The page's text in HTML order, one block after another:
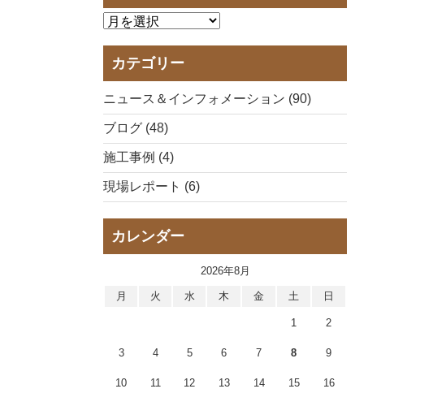
カテゴリー
ニュース＆インフォメーション (90)
ブログ (48)
施工事例 (4)
現場レポート (6)
カレンダー
2026年8月
月 火 水 木 金 土 日
1 2
3 4 5 6 7 8 9
10 11 12 13 14 15 16